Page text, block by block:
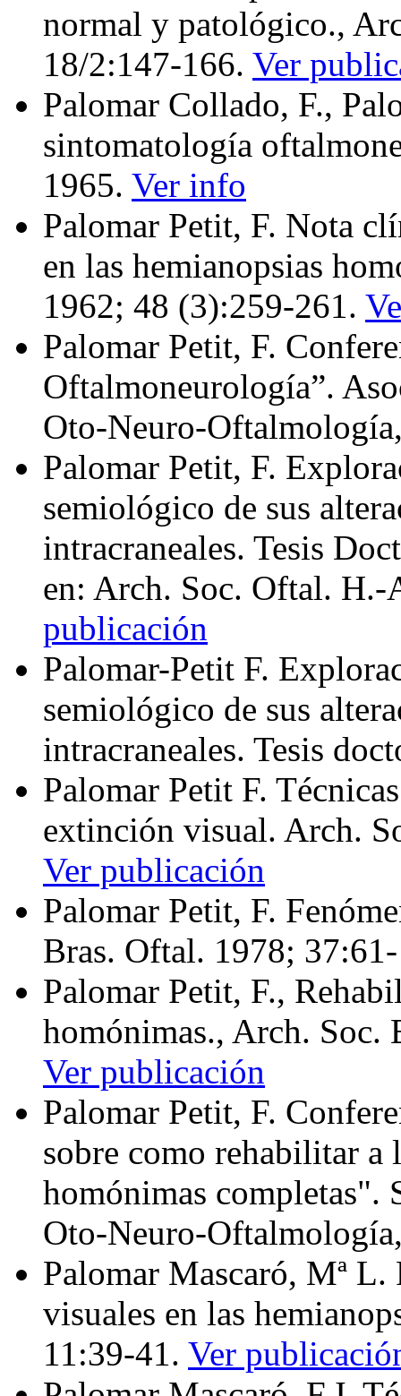
normal y patológico.,
18/2:147‑166. Ver
Palomar Collado, F.,
sintomatología
1965. Ver info
Palomar Petit, F. Nota
en las hemianopsias
1962; 48 (3):259-261.
Palomar Petit, F.
Oftal­moneurología”.
Palomar Petit, F.
semiológico de sus
intracraneales. Tesis
en: Arch. Soc. Oftal.
publicación
Palomar-Petit F.
semiológico de sus
intracraneales. Tesis
Palomar Petit F.
extinción visual. Arch.
Ver publicación
Palomar Petit, F.
Bras. Oftal. 1978;
Palomar Petit, F.,
homónimas., Arch. Soc.
Ver publicación
Palomar Petit, F.
sobre como rehabilitar a
homónimas completas".
Palomar Mascaró, Mª L.
visuales en las
11:39-41. Ver